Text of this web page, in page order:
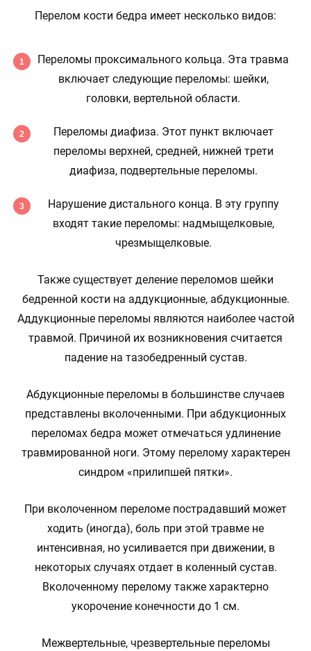
Перелом кости бедра имеет несколько видов:
Переломы проксимального кольца. Эта травма
включает следующие переломы: шейки,
головки, вертельной области.
Переломы диафиза. Этот пункт включает
переломы верхней, средней, нижней трети
диафиза, подвертельные переломы.
Нарушение дистального конца. В эту группу
входят такие переломы: надмыщелковые,
чрезмыщелковые.
Также существует деление переломов шейки
бедренной кости на аддукционные, абдукционные.
Аддукционные переломы являются наиболее частой
травмой. Причиной их возникновения считается
падение на тазобедренный сустав.
Абдукционные переломы в большинстве случаев
представлены вколоченными. При абдукционных
переломах бедра может отмечаться удлинение
травмированной ноги. Этому перелому характерен
синдром «прилипшей пятки».
При вколоченном переломе пострадавший может
ходить (иногда), боль при этой травме не
интенсивная, но усиливается при движении, в
некоторых случаях отдает в коленный сустав.
Вколоченному перелому также характерно
укорочение конечности до 1 см.
Межвертельные, чрезвертельные переломы